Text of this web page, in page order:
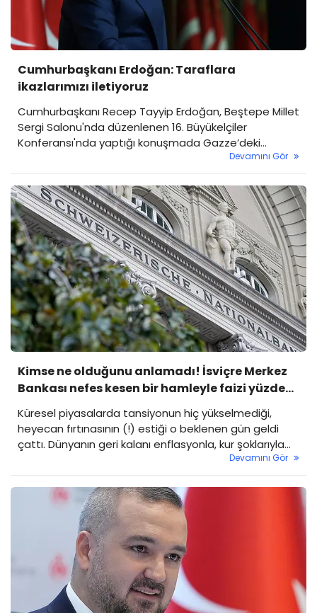
Cumhurbaşkanı Erdoğan: Taraflara
ikazlarımızı iletiyoruz
Cumhurbaşkanı Recep Tayyip Erdoğan, Beştepe Millet
Sergi Salonu'nda düzenlenen 16. Büyükelçiler
Konferansı'nda yaptığı konuşmada Gazze’deki
soykırıma, Suriye'deki gelişmelere değindi. Erdoğan,
Karadeniz'de son dönemde artan saldırıların
seyrüsefer güvenliğini tehdit ettiğini belirterek, ticaret
ve sivil gemilerin hedef alınmaması konusunda
taraflara net uyarılar yapıldığını söyledi.
Devamını Gör
Kimse ne olduğunu anlamadı! İsviçre Merkez
Bankası nefes kesen bir hamleyle faizi yüzde
0'dan yüzde 0'a çekti
Küresel piyasalarda tansiyonun hiç yükselmediği,
heyecan fırtınasının (!) estiği o beklenen gün geldi
çattı. Dünyanın geri kalanı enflasyonla, kur şoklarıyla
ve faiz kararlarıyla lunapark trenine binerken; İsviçre
Merkez Bankası (SNB), yürekleri ağza getiren o radikal
kararını açıkladı: Hiçbir şey yapmamak.
Devamını Gör